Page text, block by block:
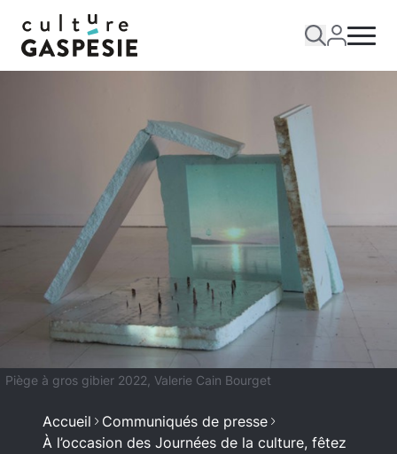
Piège à gros gibier 2022, Valerie Cain Bourget
Accueil
Communiqués de presse
À l’occasion des Journées de la culture, fêtez